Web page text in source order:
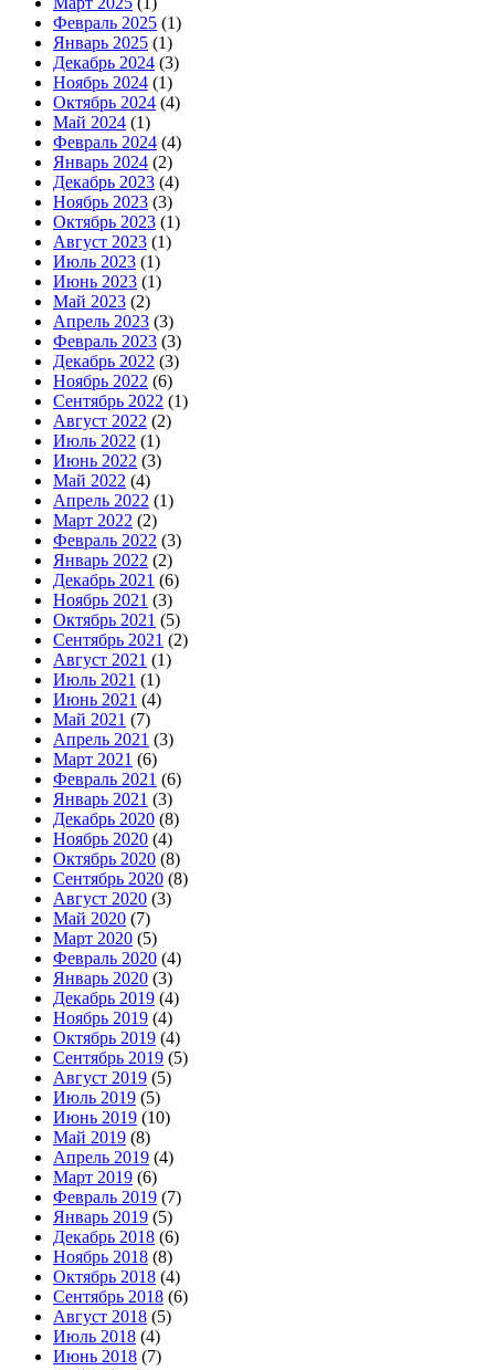
Февраль 2025 (1)
Январь 2025 (1)
Декабрь 2024 (3)
Ноябрь 2024 (1)
Октябрь 2024 (4)
Май 2024 (1)
Февраль 2024 (4)
Январь 2024 (2)
Декабрь 2023 (4)
Ноябрь 2023 (3)
Октябрь 2023 (1)
Август 2023 (1)
Июль 2023 (1)
Июнь 2023 (1)
Май 2023 (2)
Апрель 2023 (3)
Февраль 2023 (3)
Декабрь 2022 (3)
Ноябрь 2022 (6)
Сентябрь 2022 (1)
Август 2022 (2)
Июль 2022 (1)
Июнь 2022 (3)
Май 2022 (4)
Апрель 2022 (1)
Март 2022 (2)
Февраль 2022 (3)
Январь 2022 (2)
Декабрь 2021 (6)
Ноябрь 2021 (3)
Октябрь 2021 (5)
Сентябрь 2021 (2)
Август 2021 (1)
Июль 2021 (1)
Июнь 2021 (4)
Май 2021 (7)
Апрель 2021 (3)
Март 2021 (6)
Февраль 2021 (6)
Январь 2021 (3)
Декабрь 2020 (8)
Ноябрь 2020 (4)
Октябрь 2020 (8)
Сентябрь 2020 (8)
Август 2020 (3)
Май 2020 (7)
Март 2020 (5)
Февраль 2020 (4)
Январь 2020 (3)
Декабрь 2019 (4)
Ноябрь 2019 (4)
Октябрь 2019 (4)
Сентябрь 2019 (5)
Август 2019 (5)
Июль 2019 (5)
Июнь 2019 (10)
Май 2019 (8)
Апрель 2019 (4)
Март 2019 (6)
Февраль 2019 (7)
Январь 2019 (5)
Декабрь 2018 (6)
Ноябрь 2018 (8)
Октябрь 2018 (4)
Сентябрь 2018 (6)
Август 2018 (5)
Июль 2018 (4)
Июнь 2018 (7)